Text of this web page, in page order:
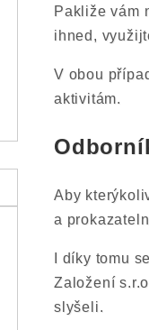
Pakliže vám
ihned,
V obou
aktivitám.
Aby
a
I díky tomu
Založení
slyšeli.